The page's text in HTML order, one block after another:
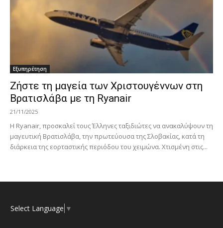
Εξυπηρέτηση
Ζήστε τη μαγεία των Χριστουγέννων στη
Βρατισλάβα με τη Ryanair
21/11/2025
Η Ryanair, προσκαλεί τους Έλληνες ταξιδιώτες να ανακαλύψουν τη
μαγευτική Βρατισλάβα, την πρωτεύουσα της Σλοβακίας, κατά τη
διάρκεια της εορταστικής περιόδου του χειμώνα. Χτισμένη στις...
Select Language ▼